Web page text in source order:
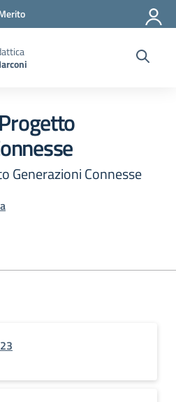
Generazioni Connesse